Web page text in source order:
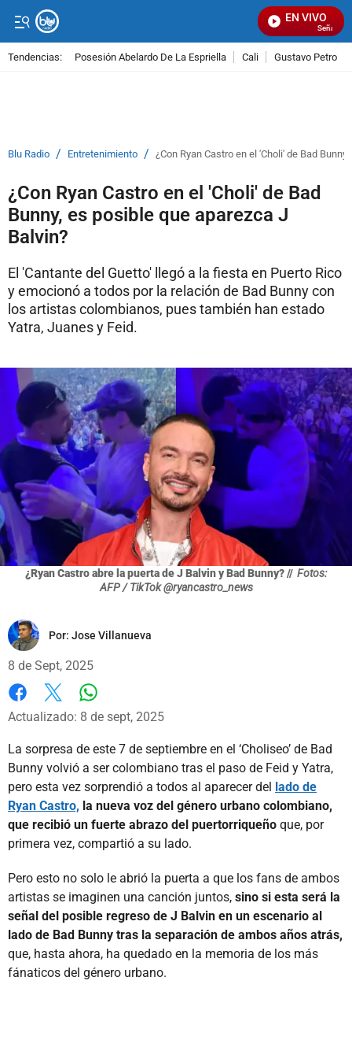
EN VIVO
Señal
Tendencias: Posesión Abelardo De La Espriella Cali Gustavo Petro
Blu Radio / Entretenimiento / ¿Con Ryan Castro en el 'Choli' de Bad
¿Con Ryan Castro en el 'Choli' de Bad
Bunny, es posible que aparezca J
Balvin?
El 'Cantante del Guetto' llegó a la fiesta en Puerto Rico
y emocionó a todos por la relación de Bad Bunny con
los artistas colombianos, pues también han estado
Yatra, Juanes y Feid.
¿Ryan Castro abre la puerta de J Balvin y Bad Bunny? // Fotos:
AFP / TikTok @ryancastro_news
Por: Jose Villanueva
8 de Sept, 2025
Facebook
X
Actualizado: 8 de sept, 2025
La sorpresa de este 7 de septiembre en el ‘Choliseo’ de Bad
Bunny volvió a ser colombiano tras el paso de Feid y Yatra,
pero esta vez sorprendió a todos al aparecer del lado de
Ryan Castro, la nueva voz del género urbano colombiano,
que recibió un fuerte abrazo del puertorriqueño que, por
primera vez, compartió a su lado.
Pero esto no solo le abrió la puerta a que los fans de ambos
artistas se imaginen una canción juntos, sino si esta será la
señal del posible regreso de J Balvin en un escenario al
lado de Bad Bunny tras la separación de ambos años atrás,
que, hasta ahora, ha quedado en la memoria de los más
fánaticos del género urbano.